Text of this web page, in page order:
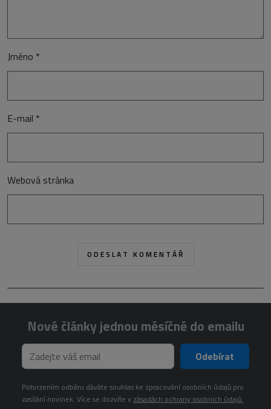
Jméno *
E-mail *
Webová stránka
Nové články jednou měsíčně do emailu
Odebírat
Potvrzením odběru dáváte souhlas ke zpracování osobních údajů pro
zasílání novinek. Více se dozvíte v zásadách ochrany osobních údajů.